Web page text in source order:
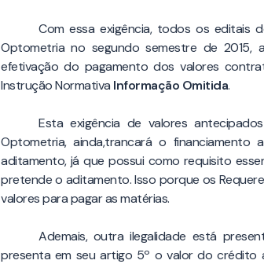
Com essa exigência, todos os editais
Optometria no segundo semestre de 2015,
efetivação do pagamento dos valores
Instrução Normativa Informação Omitida.
Esta exigência de valores
Optometria, ainda,trancará o
aditamento, já que possui como requisito
pretende o aditamento. Isso porque os
valores para pagar as matérias.
Ademais, outra ilegalidade está
presenta em seu artigo 5º o valor do